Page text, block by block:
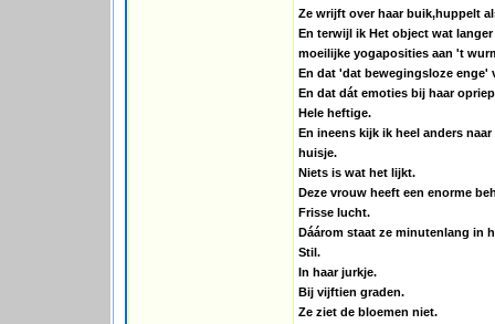
Ze wrijft over haar buik,huppelt
En terwijl ik Het object wat
moeilijke yogaposities aan 't
En dat 'dat bewegingsloze enge'
En dat dát emoties bij haar
Hele heftige.
En ineens kijk ik heel anders
huisje.
Niets is wat het lijkt.
Deze vrouw heeft een enorme
Frisse lucht.
Dáárom staat ze minutenlang in
Stil.
In haar jurkje.
Bij vijftien graden.
Ze ziet de bloemen niet.